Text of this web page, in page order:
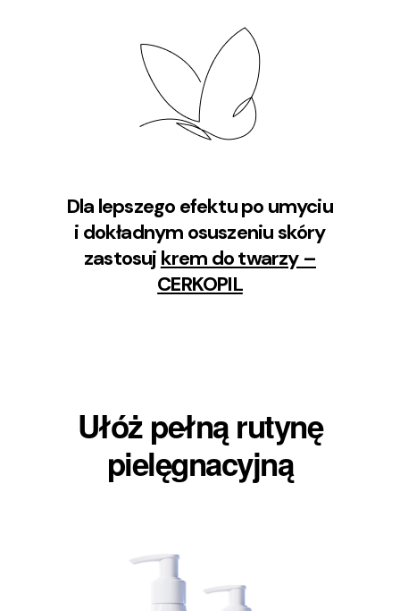
Dla lepszego efektu po umyciu
i dokładnym osuszeniu skóry
zastosuj krem do twarzy –
CERKOPIL
Ułóż pełną rutynę
pielęgnacyjną​